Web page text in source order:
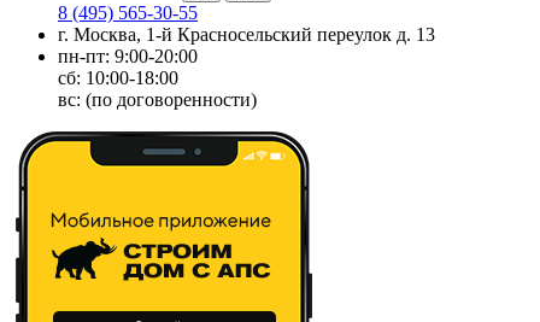
8 (495) 565-30-55
г. Москва, 1-й Красносельский переулок д. 13
пн-пт: 9:00-20:00
сб: 10:00-18:00
вс: (по договоренности)